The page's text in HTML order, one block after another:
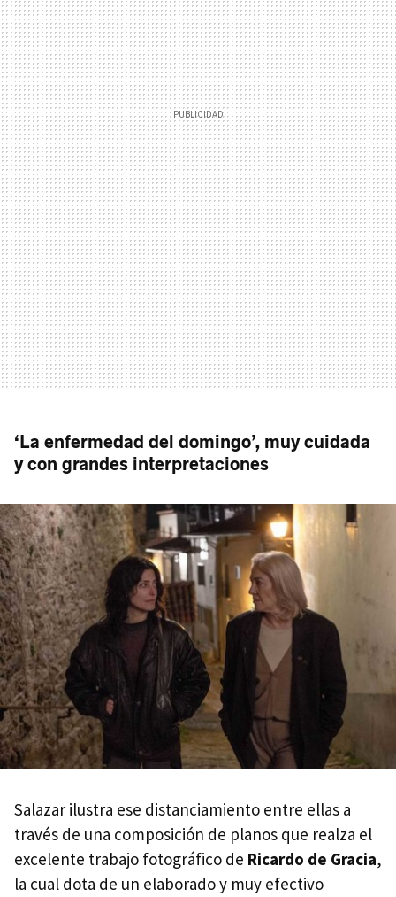
‘La enfermedad del domingo’, muy cuidada
y con grandes interpretaciones
Salazar ilustra ese distanciamiento entre ellas a
través de una composición de planos que realza el
excelente trabajo fotográfico de Ricardo de Gracia,
la cual dota de un elaborado y muy efectivo